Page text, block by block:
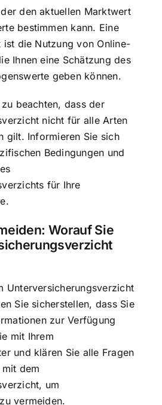
den aktuellen Marktwert
bestimmen kann. Eine
die Nutzung von Online-
Ihnen eine Schätzung des
geben können.
beachten, dass der
nicht für alle Arten
gilt. Informieren Sie sich
Bedingungen und
für Ihre
Worauf Sie
Unterversicherungsverzicht
Sie sicherstellen, dass Sie
zur Verfügung
mit Ihrem
und klären Sie alle Fragen
dem
um
vermeiden.